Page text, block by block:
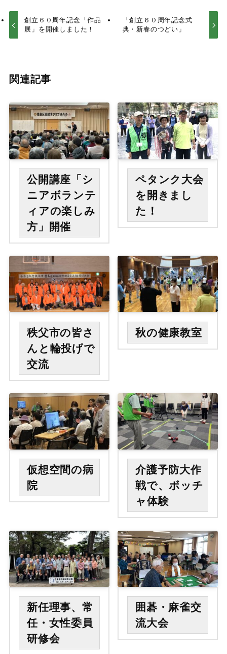
創立６０周年記念「作品
展」を開催しました！
「創立６０周年記念式
典・新春のつどい」
関連記事
公開講座「シ
ニアボランテ
ィアの楽しみ
方」開催
ペタンク大会
を開きまし
た！
秩父市の皆さ
んと輪投げで
交流
秋の健康教室
仮想空間の病
院
介護予防大作
戦で、ボッチ
ャ体験
新任理事、常
任・女性委員
研修会
囲碁・麻雀交
流大会